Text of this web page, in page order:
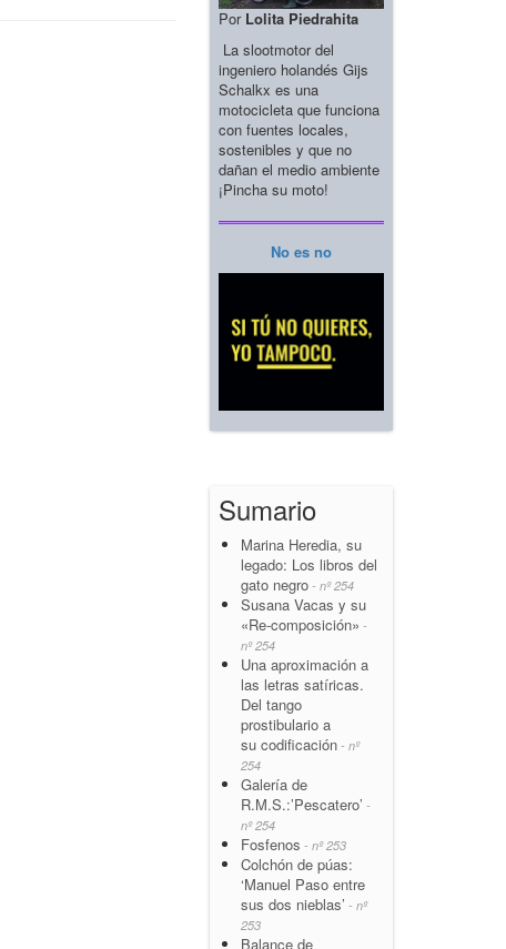
Por Lolita Piedrahita
La slootmotor del
ingeniero holandés Gijs
Schalkx es una
motocicleta que funciona
con fuentes locales,
sostenibles y que no
dañan el medio ambiente
¡Pincha su moto!
No es no
Sumario
Marina Heredia, su
legado: Los libros del
gato negro - nº 254
Susana Vacas y su
«Re-composición» -
nº 254
Una aproximación a
las letras satíricas.
Del tango
prostibulario a
su codificación - nº
254
Galería de
R.M.S.:’Pescatero’ -
nº 254
Fosfenos - nº 253
Colchón de púas:
‘Manuel Paso entre
sus dos nieblas’ - nº
253
Balance de